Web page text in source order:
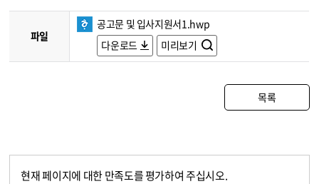
파일
공고문 및 입사지원서1.hwp
다운로드
미리보기
목록
현재 페이지에 대한 만족도를 평가하여 주십시오.